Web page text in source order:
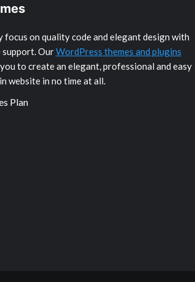
focus on quality code and elegant design with
support. OurWordPress themes and plugins
to create an elegant, professional and easy
website in no time at all.
Plan